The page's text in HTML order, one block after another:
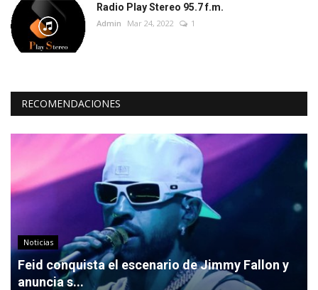
Radio Play Stereo 95.7 f.m.
Admin Mar 24, 2022 1
RECOMENDACIONES
Noticias
Feid conquista el escenario de Jimmy Fallon y
anuncia s...